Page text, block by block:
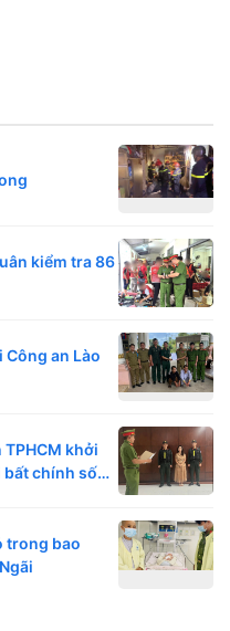
kiểm tra 86
an Lào
khởi
bất chính số
trong bao